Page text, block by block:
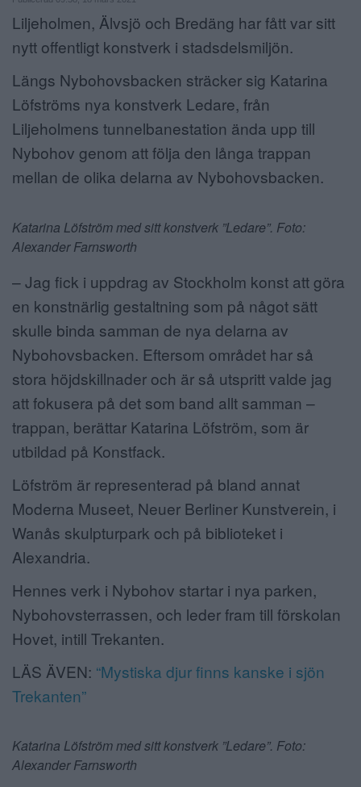
ANNONSERA
NÄRINGSLIV
Liljeholmen, Älvsjö och Bredäng har fått var sitt
nytt offentligt konstverk i stadsdelsmiljön.
Längs Nybohovsbacken sträcker sig Katarina
Löfströms nya konstverk Ledare, från
Liljeholmens tunnelbanestation ända upp till
Nybohov genom att följa den långa trappan
mellan de olika delarna av Nybohovsbacken.
Katarina Löfström med sitt konstverk ”Ledare”. Foto:
Alexander Farnsworth
– Jag fick i uppdrag av Stockholm konst att göra
en konstnärlig gestaltning som på något sätt
skulle binda samman de nya delarna av
Nybohovsbacken. Eftersom området har så
stora höjdskillnader och är så utspritt valde jag
att fokusera på det som band allt samman –
trappan, berättar Katarina Löfström, som är
utbildad på Konstfack.
Löfström är representerad på bland annat
Moderna Museet, Neuer Berliner Kunstverein, i
Wanås skulpturpark och på biblioteket i
Alexandria.
Hennes verk i Nybohov startar i nya parken,
Nybohovsterrassen, och leder fram till förskolan
Hovet, intill Trekanten.
LÄS ÄVEN: “Mystiska djur finns kanske i sjön
Trekanten”
Katarina Löfström med sitt konstverk ”Ledare”. Foto:
Alexander Farnsworth